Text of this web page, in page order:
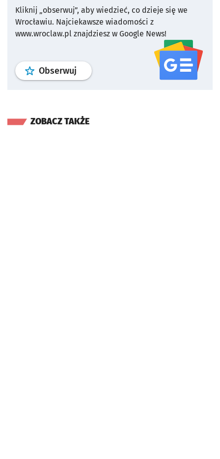
Kliknij „obserwuj”, aby wiedzieć, co dzieje się we
Wrocławiu. Najciekawsze wiadomości z
www.wroclaw.pl znajdziesz w Google News!
Obserwuj profil serwisu
ZOBACZ TAKŻE